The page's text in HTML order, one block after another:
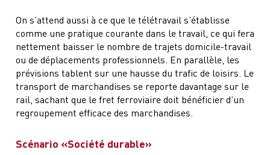
On s’attend aussi à ce que le télétravail s’établisse
comme une pratique courante dans le travail, ce qui fera
nettement baisser le nombre de trajets domicile-travail
ou de déplacements professionnels. En parallèle, les
prévisions tablent sur une hausse du trafic de loisirs. Le
transport de marchandises se reporte davantage sur le
rail, sachant que le fret ferroviaire doit bénéficier d’un
regroupement efficace des marchandises.
Scénario «Société durable»